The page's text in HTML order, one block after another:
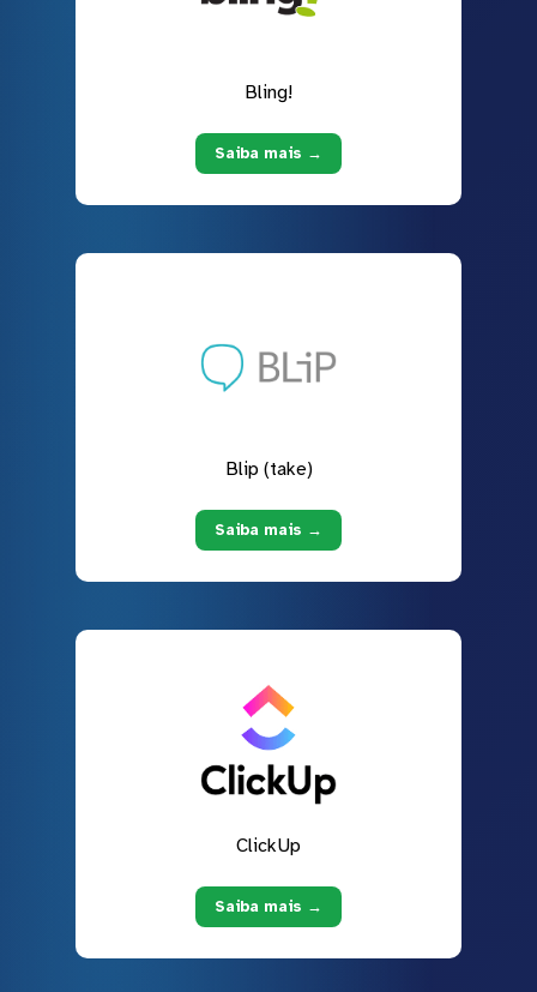
Bling!
Saiba mais →
Blip (take)
Saiba mais →
ClickUp
Saiba mais →